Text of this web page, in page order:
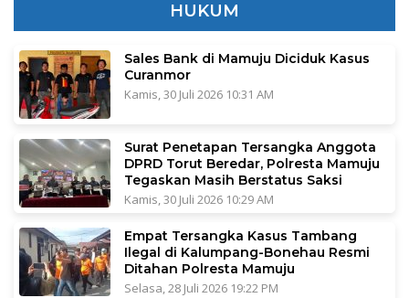
HUKUM
Sales Bank di Mamuju Diciduk Kasus
Curanmor
Kamis, 30 Juli 2026 10:31 AM
Surat Penetapan Tersangka Anggota
DPRD Torut Beredar, Polresta Mamuju
Tegaskan Masih Berstatus Saksi
Kamis, 30 Juli 2026 10:29 AM
Empat Tersangka Kasus Tambang
Ilegal di Kalumpang-Bonehau Resmi
Ditahan Polresta Mamuju
Selasa, 28 Juli 2026 19:22 PM